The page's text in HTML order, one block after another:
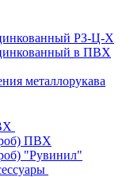
РЗ-Ц-Х
в ПВХ
металлорукава
ПВХ
"Рувинил"